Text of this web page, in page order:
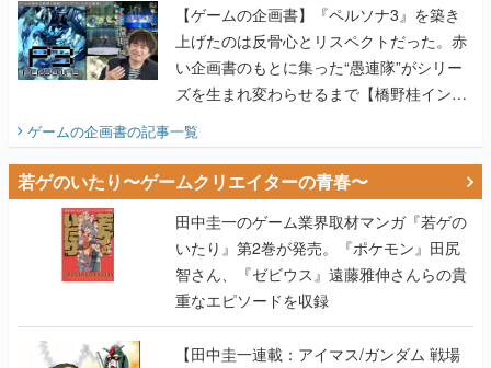
【ゲームの企画書】『ペルソナ3』を築き
上げたのは反骨心とリスペクトだった。赤
い企画書のもとに集った“愚連隊”がシリー
ズを生まれ変わらせるまで【橋野桂インタ
ビュー】
ゲームの企画書の記事一覧
若ゲのいたり〜ゲームクリエイターの青春〜
田中圭一のゲーム業界取材マンガ『若ゲの
いたり』第2巻が発売。『ポケモン』田尻
智さん、『ゼビウス』遠藤雅伸さんらの貴
重なエピソードを収録
【田中圭一連載：アイマス/ガンダム 戦場